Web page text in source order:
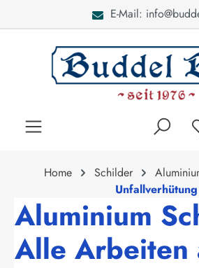
E-Mail:
Home Schilder
Unfallverhütung
Aluminium
Alle Arbeiten